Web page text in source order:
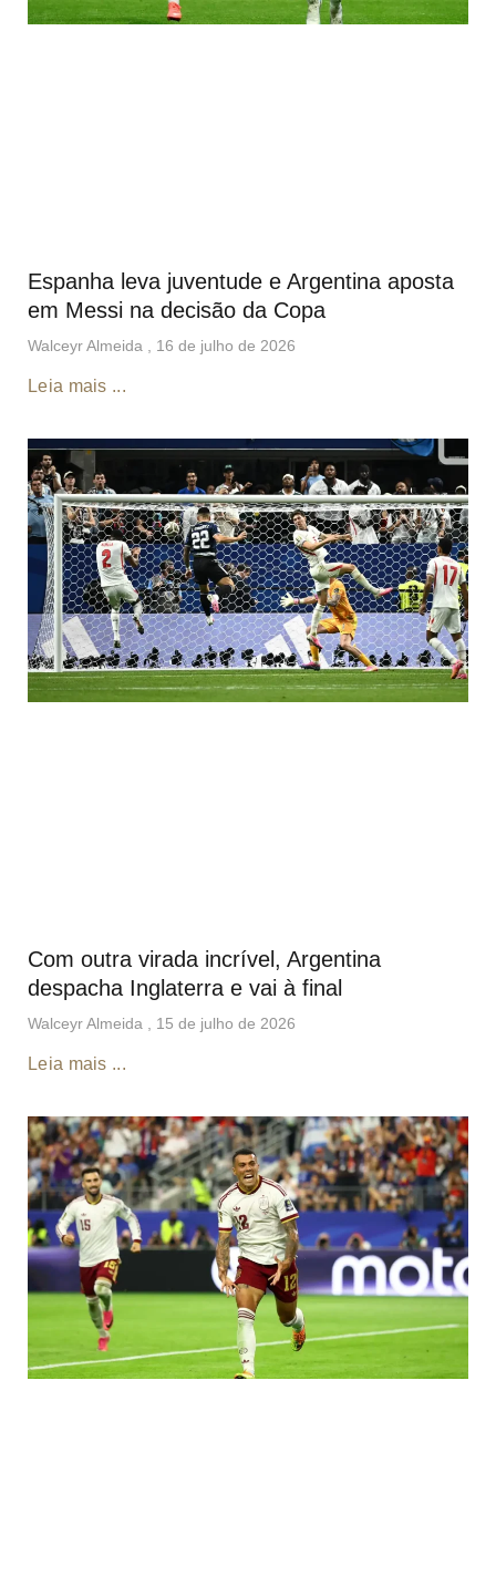
Espanha leva juventude e Argentina aposta
em Messi na decisão da Copa
Walceyr Almeida 16 de julho de 2026
Leia mais ...
Com outra virada incrível, Argentina
despacha Inglaterra e vai à final
Walceyr Almeida 15 de julho de 2026
Leia mais ...